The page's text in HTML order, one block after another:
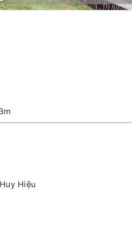
Hiệu